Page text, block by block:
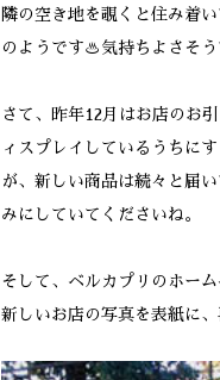
隣の空き地を覗くと住み着
のようです♨️気持ちよさそう
さて、昨年12月はお店のお
ィスプレイしているうちに
が、新しい商品は続々と届
みにしていてくださいね。
そして、ベルカプリのホー
新しいお店の写真を表紙に